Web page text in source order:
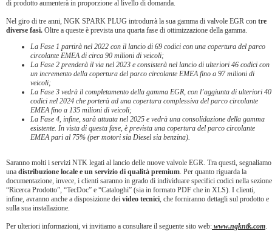
di prodotto aumenterà in proporzione al livello di domanda.
Nel giro di tre anni, NGK SPARK PLUG introdurrà la sua gamma di valvole EGR con tre
diverse fasi. Oltre a queste è prevista una quarta fase di ottimizzazione della gamma.
La Fase 1 partirà nel 2022 con il lancio di 69 codici con una copertura del parco
circolante EMEA di circa 90 milioni di veicoli;
La Fase 2 prenderà il via nel 2023 e consisterà nel lancio di ulteriori 46 codici con
un incremento della copertura del parco circolante EMEA fino a 97 milioni di
veicoli;
La Fase 3 vedrà il completamento della gamma EGR, con l’aggiunta di ulteriori 40
codici nel 2024 che porterà ad una copertura complessiva del parco circolante
EMEA fino a 135 milioni di veicoli;
La Fase 4, infine, sarà attuata nel 2025 e vedrà una consolidazione della gamma
esistente. In vista di questa fase, è prevista una copertura del parco circolante
EMEA pari al 75% (per motori sia Diesel sia benzina).
Saranno molti i servizi NTK legati al lancio delle nuove valvole EGR. Tra questi, segnaliamo
una distribuzione locale e un servizio di qualità premium. Per quanto riguarda la
documentazione, invece, i clienti saranno in grado di individuare specifici codici nella sezione
“Ricerca Prodotto”, “TecDoc” e “Cataloghi” (sia in formato PDF che in XLS). I clienti,
infine, avranno anche a disposizione dei video tecnici, che forniranno dettagli sul prodotto e
sulla sua installazione.
Per ulteriori informazioni, vi invitiamo a consultare il seguente sito web: www.ngkntk.com.